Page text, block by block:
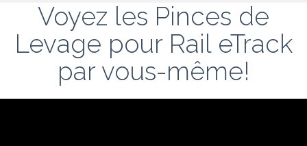
Voyez les Pinces de
Levage pour Rail eTrack
par vous-même!